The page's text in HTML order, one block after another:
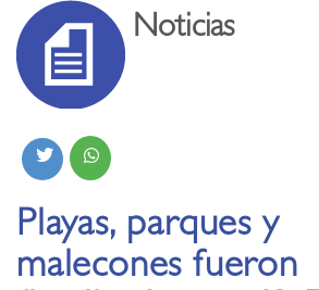
Noticias
Playas, parques y
malecones fueron